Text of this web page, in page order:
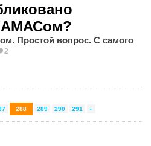
Простой вопрос. С самого
2
288 289 290 291 »